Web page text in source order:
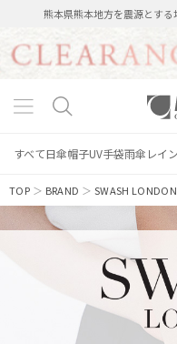
熊本県熊本地方を震源とす
すべて日傘帽子UV手袋雨傘 レイ
TOP ＞ BRAND ＞ SWASH